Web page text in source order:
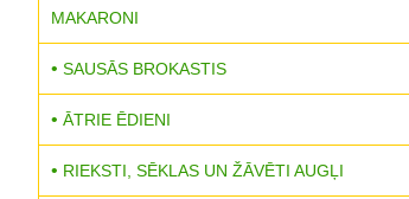
MAKARONI
SAUSĀS BROKASTIS
ĀTRIE ĒDIENI
RIEKSTI, SĒKLAS UN ŽĀVĒTI AUGĻI